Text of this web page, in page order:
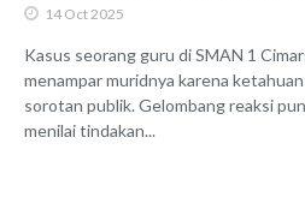
14 Oct 2025
Kasus seorang guru di SMAN 1
menampar muridnya karena
sorotan publik. Gelombang reaksi
menilai tindakan...